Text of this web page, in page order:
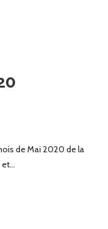
de Mai 2020 de la
et…